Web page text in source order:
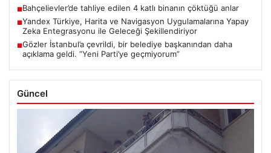
■Bahçelievler’de tahliye edilen 4 katlı binanın çöktüğü anlar
■Yandex Türkiye, Harita ve Navigasyon Uygulamalarına Yapay
Zeka Entegrasyonu ile Geleceği Şekillendiriyor
■Gözler İstanbul’a çevrildi, bir belediye başkanından daha
açıklama geldi. “Yeni Parti’ye geçmiyorum”
Güncel